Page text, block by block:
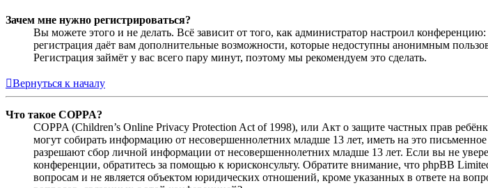
Зачем мне нужно регистрироваться?
Вы можете этого и не делать. Всё зависит от того, как администратор настроил
регистрация даёт вам дополнительные возможности, которые недоступны анонимным
Регистрация займёт у вас всего пару минут, поэтому мы рекомендуем это сделать.
Вернуться к началу
Что такое COPPA?
COPPA (Children’s Online Privacy Protection Act of 1998), или Акт о защите частных прав
могут собирать информацию от несовершеннолетних младше 13 лет, иметь на это
разрешают сбор личной информации от несовершеннолетних младше 13 лет. Если вы не
конференции, обратитесь за помощью к юрисконсульту. Обратите внимание, что phpBB
вопросам и не является объектом юридических отношений, кроме указанных в ответе на